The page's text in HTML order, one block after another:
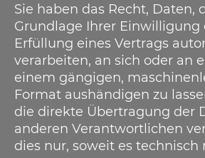
Sie haben das Recht, Daten,
Grundlage Ihrer Einwilligung
Erfüllung eines Vertrags
verarbeiten, an sich oder an
einem gängigen,
Format aushändigen zu
die direkte Übertragung der
anderen Verantwortlichen
dies nur, soweit es technisch